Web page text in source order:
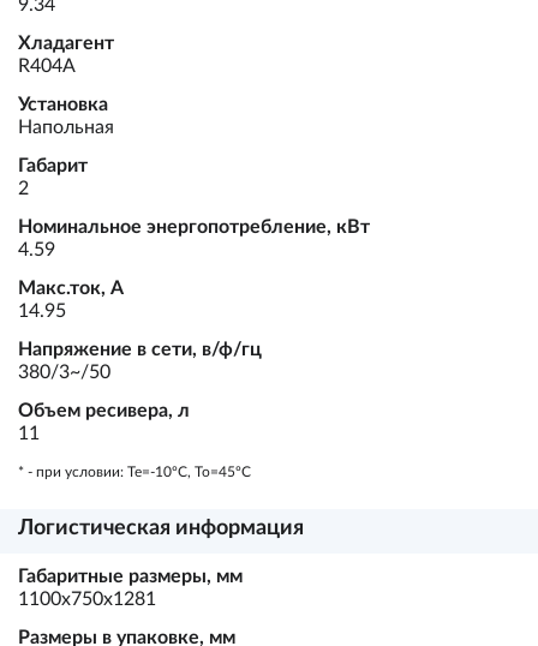
9.34
Хладагент
R404A
Установка
Напольная
Габарит
2
Номинальное энергопотребление, кВт
4.59
Макс.ток, А
14.95
Напряжение в сети, в/ф/гц
380/3~/50
Объем ресивера, л
11
* - при условии: Te=-10ºC, To=45ºC
Логистическая информация
Габаритные размеры, мм
1100х750х1281
Размеры в упаковке, мм